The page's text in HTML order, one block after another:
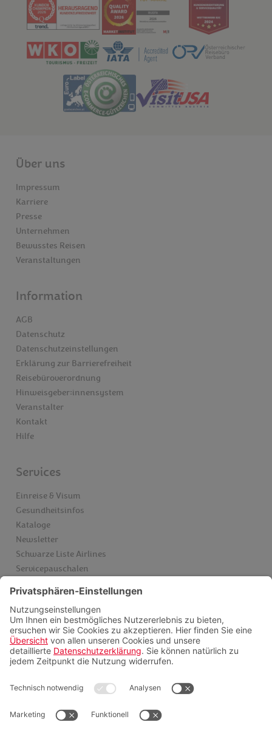
Über uns
Impressum
Karriere
Presse
Unternehmen
Bewusstes Reisen
Veranstaltungen
Information
AGB
Datenschutz
Datenschutzeinstellungen
Erklärung zur Barrierefreiheit
Reisebüroverordnung
Hinweisgeber:innensystem
Veranstalter
Kontakt
Hilfe
Services
Einreise & Visum
Gesundheitsinfos
Kataloge
Newsletter
Schwarze Liste Airlines
Servicepauschalen
Videoberatung
FAQ
Zahlungsmöglichkeiten
Folgen sie uns